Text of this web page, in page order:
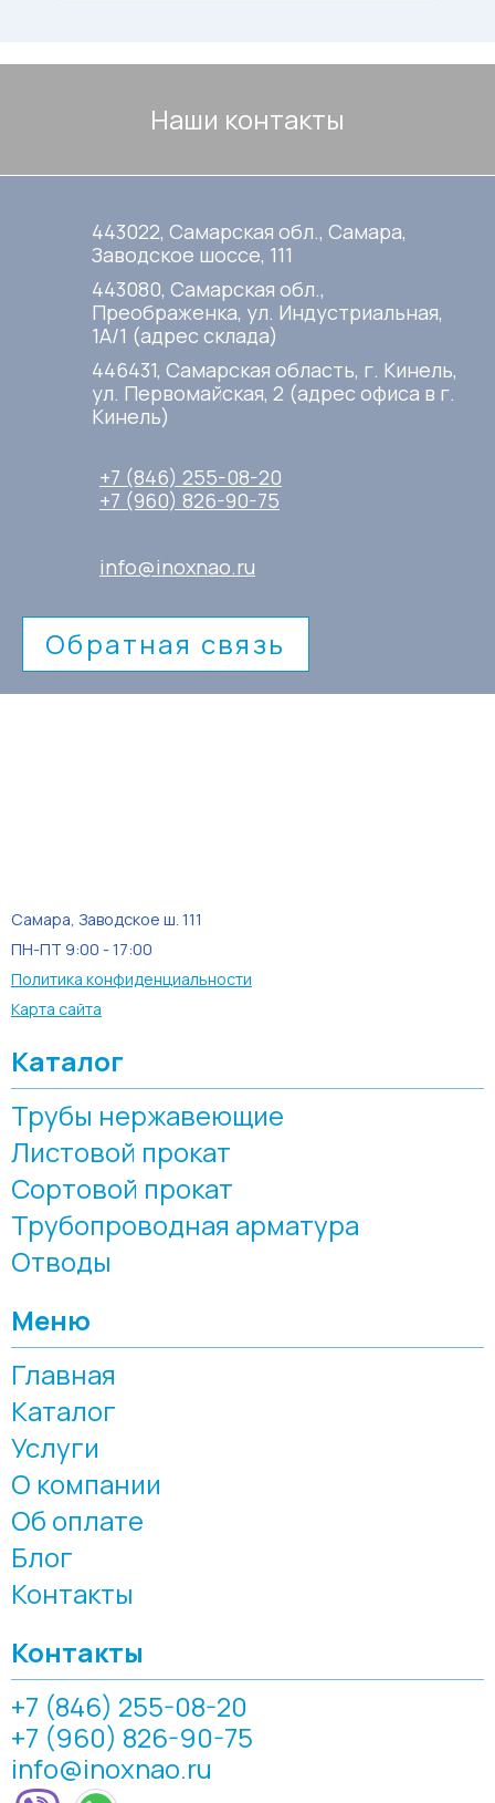
Наши контакты
443022, Самарская обл., Самара,
Заводское шоссе, 111
443080, Самарская обл.,
Преображенка, ул. Индустриальная,
1А/1 (адрес склада)
446431, Самарская область, г. Кинель,
ул. Первомайская, 2 (адрес офиса в г.
Кинель)
+7 (846) 255-08-20
+7 (960) 826-90-75
info@inoxnao.ru
Обратная связь
Самара, Заводское ш. 111
ПН-ПТ 9:00 - 17:00
Политика конфиденциальности
Карта сайта
Каталог
Трубы нержавеющие
Листовой прокат
Сортовой прокат
Трубопроводная арматура
Отводы
Меню
Главная
Каталог
Услуги
О компании
Об оплате
Блог
Контакты
Контакты
+7 (846) 255-08-20
+7 (960) 826-90-75
info@inoxnao.ru